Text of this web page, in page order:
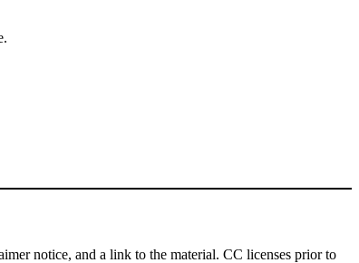
notice, and a link to the material. CC licenses prior to